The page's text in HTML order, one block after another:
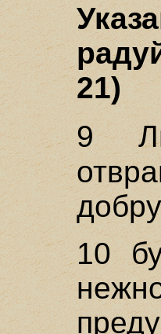
21)
9
10